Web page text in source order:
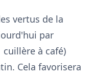
vertus de la
par
à café)
Cela favorisera